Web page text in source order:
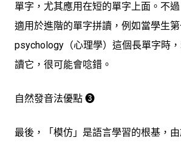
單字 ，尤其應用在短的單字上面。不
適用於進階的單字拼讀，例如當學生第
psychology（心理學）這個長單字時
讀它，很可能會唸錯。
自然發音法優點 ➌
最後，「模仿」是語言學習的根基，